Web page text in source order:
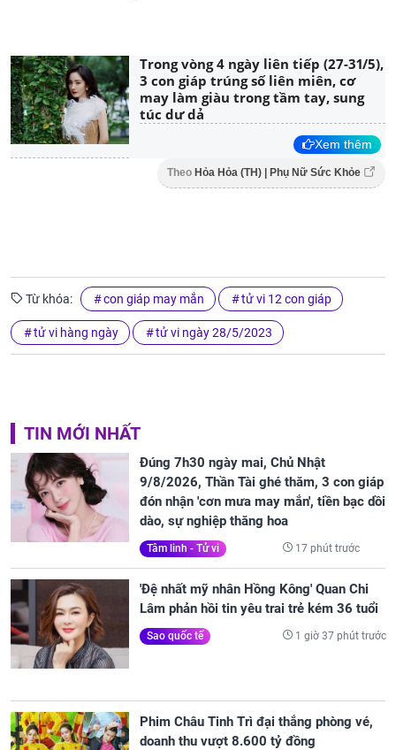
Trong vòng 4 ngày liên tiếp (27-31/5),
3 con giáp trúng số liên miên, cơ
may làm giàu trong tầm tay, sung
túc dư dả
Xem thêm
Theo Hỏa Hỏa (TH) | Phụ Nữ Sức Khỏe
Từ khóa: con giáp may mắn tử vi 12 con giáp
tử vi hàng ngày tử vi ngày 28/5/2023
TIN MỚI NHẤT
Đúng 7h30 ngày mai, Chủ Nhật
9/8/2026, Thần Tài ghé thăm, 3 con giáp
đón nhận 'cơn mưa may mắn', tiền bạc dồi
dào, sự nghiệp thăng hoa
Tâm linh - Tử vi 17 phút trước
'Đệ nhất mỹ nhân Hồng Kông' Quan Chi
Lâm phản hồi tin yêu trai trẻ kém 36 tuổi
Sao quốc tế 1 giờ 37 phút trước
Phim Châu Tinh Trì đại thắng phòng vé,
doanh thu vượt 8.600 tỷ đồng